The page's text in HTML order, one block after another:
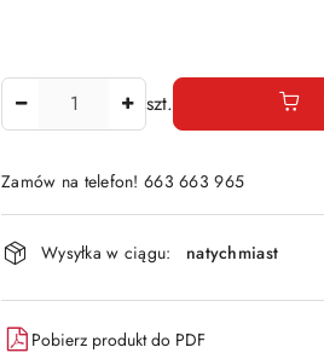
szt.
Zamów na telefon! 663 663 965
Dostępność
i
dostawa
Wysyłka w ciągu: natychmiast
Pobierz produkt do PDF